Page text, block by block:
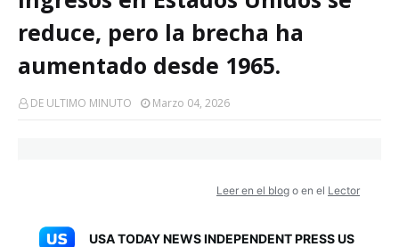
reduce, pero la brecha ha
aumentado desde 1965.
DE ULTIMO MINUTO Marzo 04, 2026
Leer en el blog o en el Lector
USA TODAY NEWS INDEPENDENT PRESS US